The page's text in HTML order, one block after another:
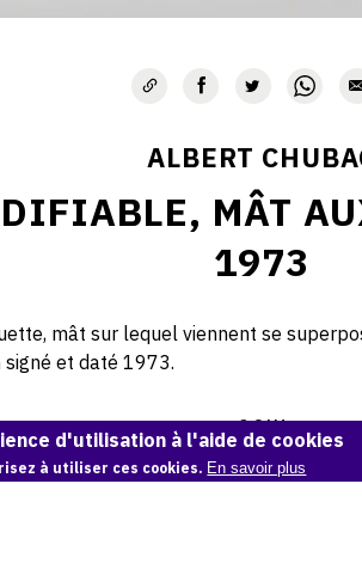
ALBERT
MÂT
1973
mât sur lequel viennent se
et daté 1973.
© OAM
Demande d'information
d'utilisation à l'aide de cookies
à utiliser ces cookies. En savoir plus